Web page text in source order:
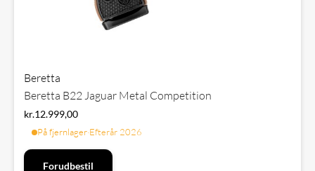
Beretta
Beretta B22 Jaguar Metal Competition
kr.12.999,00
På fjernlager·Efterår 2026
Forudbestil